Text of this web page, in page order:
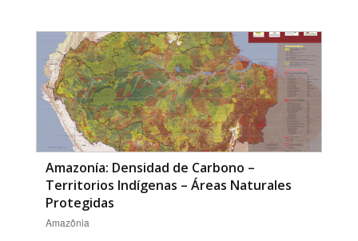
Amazonía: Densidad de Carbono –
Territorios Indígenas – Áreas Naturales
Protegidas
Amazônia